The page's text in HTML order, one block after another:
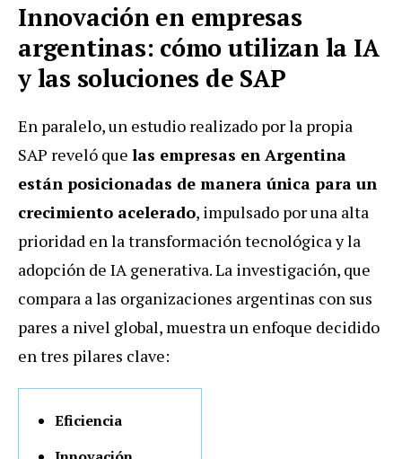
Innovación en empresas
argentinas: cómo utilizan la IA
y las soluciones de SAP
En paralelo, un estudio realizado por la propia
SAP reveló que las empresas en Argentina
están posicionadas de manera única para un
crecimiento acelerado, impulsado por una alta
prioridad en la transformación tecnológica y la
adopción de IA generativa.La investigación, que
compara a las organizaciones argentinas con sus
pares a nivel global, muestra un enfoque decidido
en tres pilares clave:
Eficiencia